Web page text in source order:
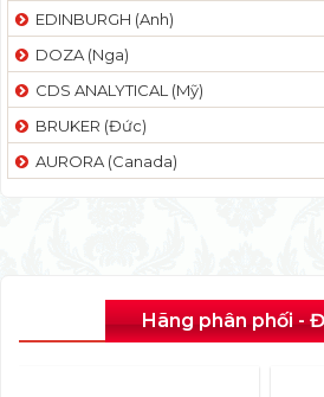
EDINBURGH (Anh)
DOZA (Nga)
CDS ANALYTICAL (Mỹ)
BRUKER (Đức)
AURORA (Canada)
Hãng phân phối -